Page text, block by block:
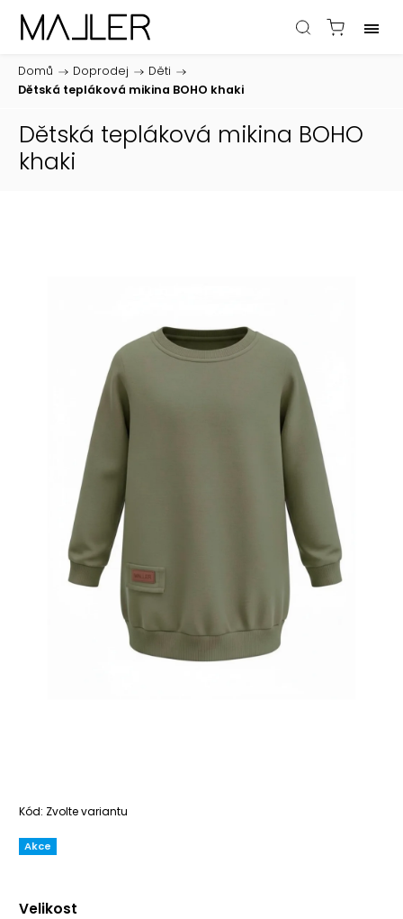
Domů / Doprodej / Děti /
Dětská tepláková mikina BOHO khaki
Dětská tepláková mikina BOHO
khaki
Kód: Zvolte variantu
Akce
Velikost